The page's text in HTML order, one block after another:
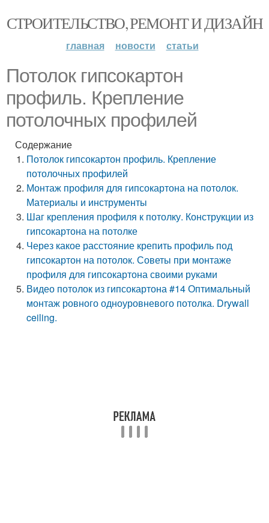
СТРОИТЕЛЬСТВО, РЕМОНТ И ДИЗАЙН
главная новости статьи
Потолок гипсокартон
профиль. Крепление
потолочных профилей
Содержание
Потолок гипсокартон профиль. Крепление
потолочных профилей
Монтаж профиля для гипсокартона на потолок.
Материалы и инструменты
Шаг крепления профиля к потолку. Конструкции из
гипсокартона на потолке
Через какое расстояние крепить профиль под
гипсокартон на потолок. Советы при монтаже
профиля для гипсокартона своими руками
Видео потолок из гипсокартона #14 Оптимальный
монтаж ровного одноуровневого потолка. Drywall
ceiling.